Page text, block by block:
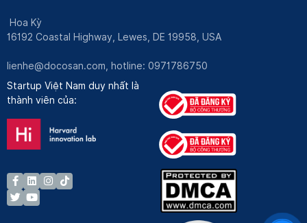
Hoa Kỳ
16192 Coastal Highway, Lewes, DE 19958, USA
lienhe@docosan.com , hotline: 0971786750
Startup Việt Nam duy nhất là
thành viên của: